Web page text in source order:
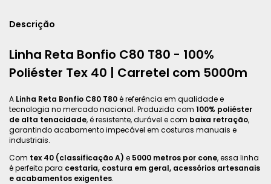
Descrição
Linha Reta Bonfio C80 T80 - 100%
Poliéster Tex 40 | Carretel com 5000m
A Linha Reta Bonfio C80 T80é referência em qualidade e
tecnologia no mercado nacional. Produzida com 100% poliéster
de alta tenacidade, é resistente, durável e com baixa retração,
garantindo acabamento impecável em costuras manuais e
industriais.
Com tex 40 (classificação A) e 5000 metros por cone, essa linha
é perfeita para cestaria, costura em geral, acessórios artesanais
e acabamentos exigentes.